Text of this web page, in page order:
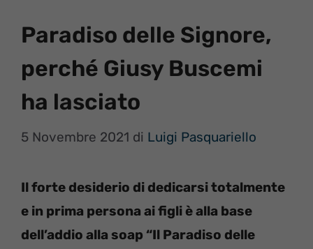
Paradiso delle Signore,
perché Giusy Buscemi
ha lasciato
5 Novembre 2021 di Luigi Pasquariello
Il forte desiderio di dedicarsi totalmente
e in prima persona ai figli è alla base
dell’addio alla soap “Il Paradiso delle